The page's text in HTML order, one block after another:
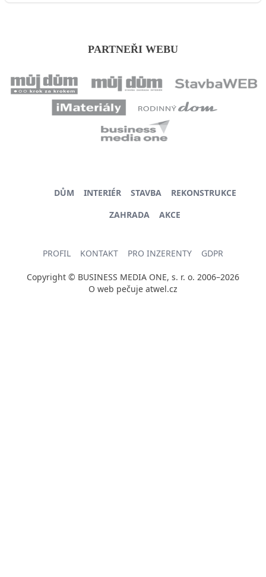
PARTNEŘI WEBU
DŮM INTERIÉR STAVBA
REKONSTRUKCE
ZAHRADA
AKCE
PROFIL KONTAKT PRO INZERENTY GDPR
Copyright © BUSINESS MEDIA ONE, s. r. o. 2006–2026